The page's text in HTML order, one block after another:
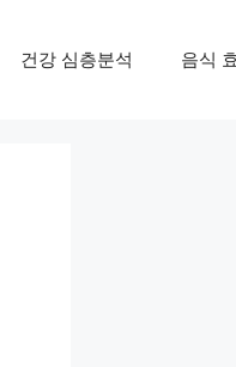
건강 심층분석 음식